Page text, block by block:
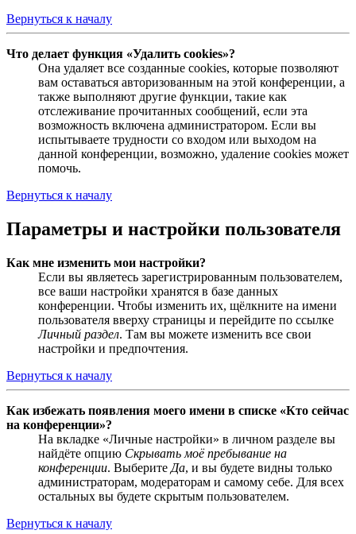
Вернуться к началу
Что делает функция «Удалить cookies»?
Она удаляет все созданные cookies, которые позволяют
вам оставаться авторизованным на этой конференции, а
также выполняют другие функции, такие как
отслеживание прочитанных сообщений, если эта
возможность включена администратором. Если вы
испытываете трудности со входом или выходом на
данной конференции, возможно, удаление cookies может
помочь.
Вернуться к началу
Параметры и настройки пользователя
Как мне изменить мои настройки?
Если вы являетесь зарегистрированным пользователем,
все ваши настройки хранятся в базе данных
конференции. Чтобы изменить их, щёлкните на имени
пользователя вверху страницы и перейдите по ссылке
Личный раздел. Там вы можете изменить все свои
настройки и предпочтения.
Вернуться к началу
Как избежать появления моего имени в списке «Кто сейчас
на конференции»?
На вкладке «Личные настройки» в личном разделе вы
найдёте опцию Скрывать моё пребывание на
конференции. Выберите Да, и вы будете видны только
администраторам, модераторам и самому себе. Для всех
остальных вы будете скрытым пользователем.
Вернуться к началу